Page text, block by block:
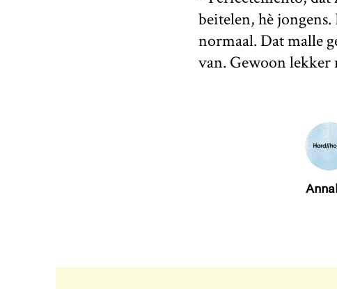
beitelen, hè
normaal. Dat malle
van. Gewoon lekker